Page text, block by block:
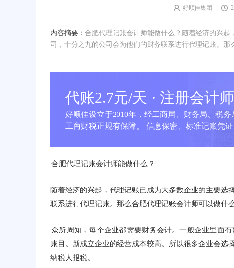
好顺佳集团
内容摘要： 合肥代理记账会计师能做什么？随着经济的兴
司，十分之九的公司会为他们的财务联系进行代理记账。
代账2.7元/天 · 注册会计
好顺佳设立于2010年，经工商局、财务局、税务
工商财税正规有保障。 信息保密、标准记账凭证
合肥代理记账会计师能做什么？
随着经济的兴起，代理记账已成为大多数企业的主要选
联系进行代理记账。那么合肥代理记账会计师可以做什
众所周知，每个企业都需要财务会计。一般企业里面
账目。新成立企业的经营成本较高。所以很多企业会选
纳税人报税。